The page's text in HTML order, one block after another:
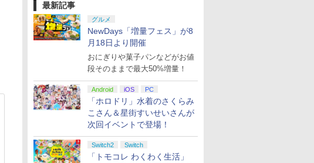
最新記事
グルメ
NewDays「増量フェス」が8
月18日より開催
おにぎりや菓子パンなどがお値
段そのままで最大50%増量！
Android iOS PC
「ホロドリ」水着のさくらみ
こさん＆星街すいせいさんが
次回イベントで登場！
Switch2 Switch
「トモコレ わくわく生活」